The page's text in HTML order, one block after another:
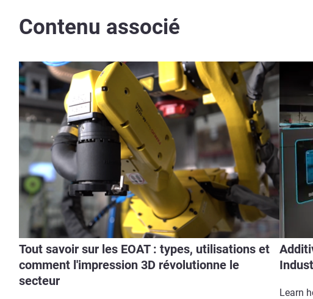
Contenu associé
Tout savoir sur les EOAT : types, utilisations et
comment l'impression 3D révolutionne le
secteur
Learn